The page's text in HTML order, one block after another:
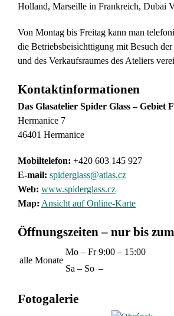
Holland, Marseille in Frankreich, Dubai
Von Montag bis Freitag kann man
die Betriebsbeisichttigung mit Besuch
und des Verkaufsraumes des Ateliers
Kontaktinformationen
Das Glasatelier Spider Glass – Gebiet
Hermanice 7
46401 Hermanice
Mobiltelefon: +420 603 145 927
E-mail: spiderglass@atlas.cz
Web: www.spiderglass.cz
Map: Ansicht auf Online-Karte
Öffnungszeiten – nur bis
alle Monate
Mo – Fr 9:00 – 15:00
Sa – So –
Fotogalerie